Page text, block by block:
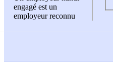
engagé est un
employeur reconnu